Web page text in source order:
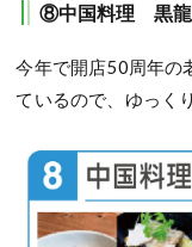
⑧中国料理 黒龍
今年で開店50周年の
ているので、ゆっく